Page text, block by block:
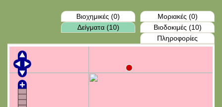
Μοριακές (0)
Βιοχημικές (0)
Βιοδοκιμές (10)
Δείγματα (10)
Πληροφορίες